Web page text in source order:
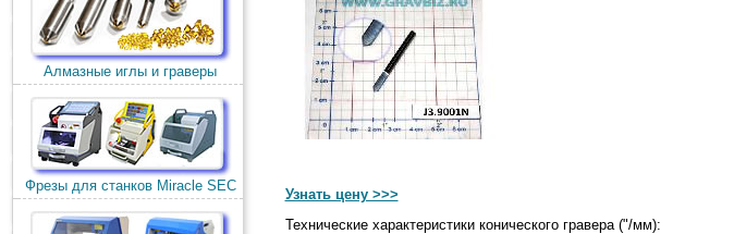
Алмазные иглы и граверы
Фрезы для станков Miracle SEC
Узнать цену >>>
Технические характеристики конического гравера ("/мм):